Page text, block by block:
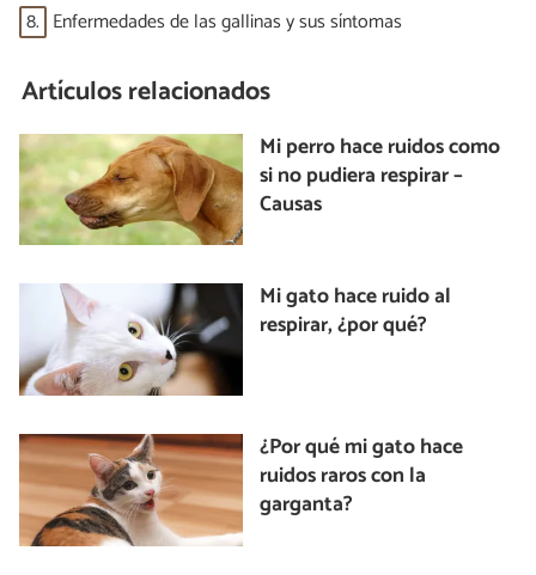
8. Enfermedades de las gallinas y sus síntomas
Artículos relacionados
Mi perro hace ruidos como
si no pudiera respirar –
Causas
Mi gato hace ruido al
respirar, ¿por qué?
¿Por qué mi gato hace
ruidos raros con la
garganta?